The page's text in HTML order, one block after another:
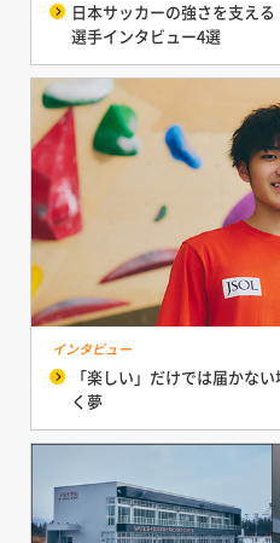
日本サッカーの強さを支え
選手インタビュー4選
インタビュー
「楽しい」だけでは届かな
く夢